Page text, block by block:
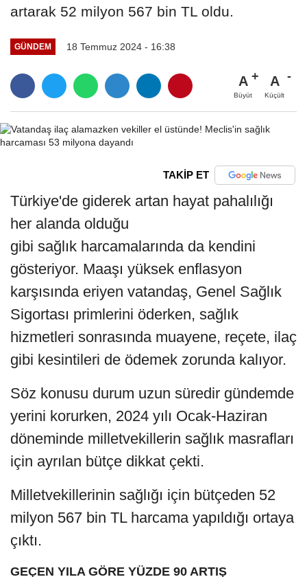
artarak 52 milyon 567 bin TL oldu.
GÜNDEM 18 Temmuz 2024 - 16:38
A
Büyüt
A
Küçült
TAKİP ET
Türkiye'de giderek artan hayat pahalılığı
her alanda olduğu
gibi sağlık harcamalarında da kendini
gösteriyor. Maaşı yüksek enflasyon
karşısında eriyen vatandaş, Genel Sağlık
Sigortası primlerini öderken, sağlık
hizmetleri sonrasında muayene, reçete, ilaç
gibi kesintileri de ödemek zorunda kalıyor.
Söz konusu durum uzun süredir gündemde
yerini korurken, 2024 yılı Ocak-Haziran
döneminde milletvekillerin sağlık masrafları
için ayrılan bütçe dikkat çekti.
Milletvekillerinin sağlığı için bütçeden 52
milyon 567 bin TL harcama yapıldığı ortaya
çıktı.
GEÇEN YILA GÖRE YÜZDE 90 ARTIŞ